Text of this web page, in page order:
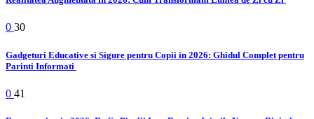
0 30
Gadgeturi Educative si Sigure pentru Copii in 2026: Ghidul Complet pentru
Parinti Informati
0 41